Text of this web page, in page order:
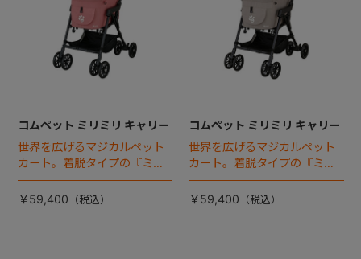
コムペット ミリミリ キャリー
世界を広げるマジカルペット
カート。着脱タイプの『ミリ
ミリEG』 がフルモデルチェン
ジ 。新機能「マジカルフォー
￥59,400
コムペット ミリミリ キャリー
世界を広げるマジカルペット
カート。着脱タイプの『ミリ
ミリEG』 がフルモデルチェン
ジ 。新機能「マジカルフォー
￥59,400